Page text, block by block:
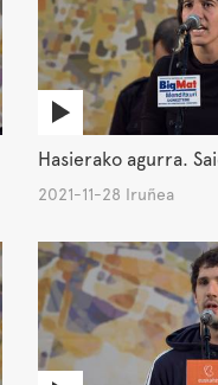
Hasierako agurra.
2021-11-28 Iruñea